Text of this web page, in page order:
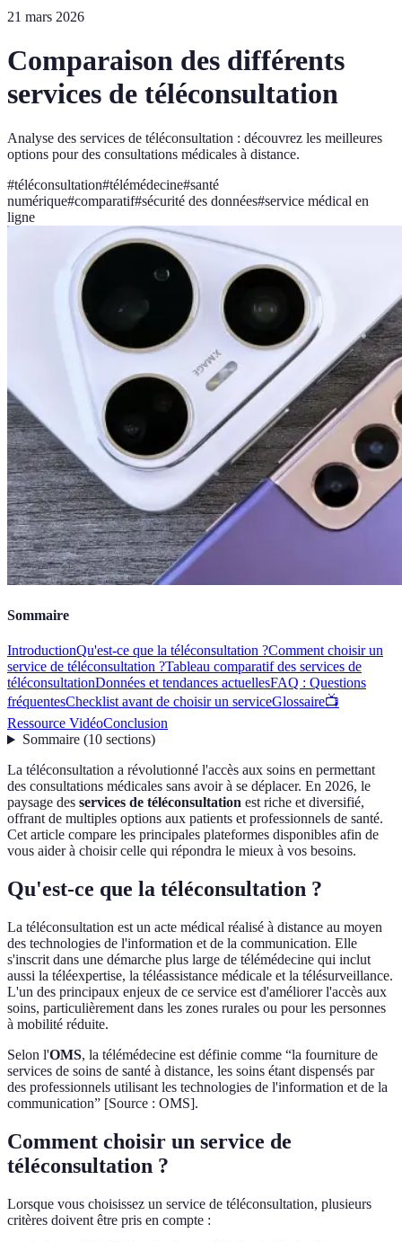
21 mars 2026
Comparaison des différents
services de téléconsultation
Analyse des services de téléconsultation : découvrez les meilleures
options pour des consultations médicales à distance.
#téléconsultation#télémédecine#santé
numérique#comparatif#sécurité des données#service médical en
ligne
Sommaire
IntroductionQu'est-ce que la téléconsultation ?Comment choisir un
service de téléconsultation ?Tableau comparatif des services de
téléconsultationDonnées et tendances actuellesFAQ : Questions
fréquentesChecklist avant de choisir un serviceGlossaire📺
Ressource VidéoConclusion
Sommaire(10 sections)
La téléconsultation a révolutionné l'accès aux soins en permettant
des consultations médicales sans avoir à se déplacer. En 2026, le
paysage des services de téléconsultation est riche et diversifié,
offrant de multiples options aux patients et professionnels de santé.
Cet article compare les principales plateformes disponibles afin de
vous aider à choisir celle qui répondra le mieux à vos besoins.
Qu'est-ce que la téléconsultation ?
La téléconsultation est un acte médical réalisé à distance au moyen
des technologies de l'information et de la communication. Elle
s'inscrit dans une démarche plus large de télémédecine qui inclut
aussi la téléexpertise, la téléassistance médicale et la télésurveillance.
L'un des principaux enjeux de ce service est d'améliorer l'accès aux
soins, particulièrement dans les zones rurales ou pour les personnes
à mobilité réduite.
Selon l'OMS, la télémédecine est définie comme “la fourniture de
services de soins de santé à distance, les soins étant dispensés par
des professionnels utilisant les technologies de l'information et de la
communication” [Source : OMS].
Comment choisir un service de
téléconsultation ?
Lorsque vous choisissez un service de téléconsultation, plusieurs
critères doivent être pris en compte :